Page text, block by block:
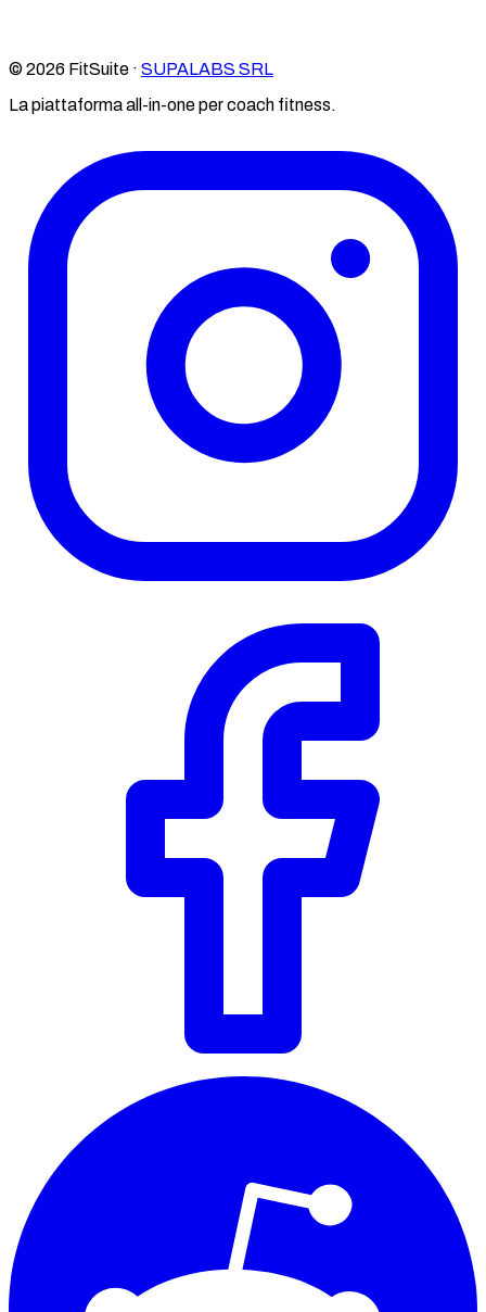
© 2026 FitSuite · SUPALABS SRL
La piattaforma all-in-one per coach fitness.